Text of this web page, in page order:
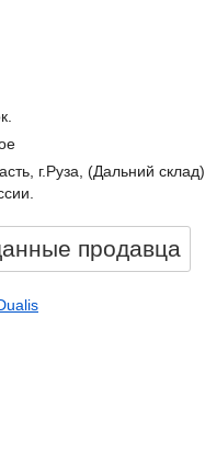
г.Руза, (Дальний склад)
продавцa